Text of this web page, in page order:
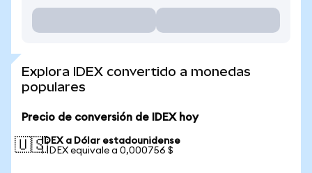
Explora IDEX convertido a monedas
populares
Precio de conversión de IDEX hoy
🇺🇸IDEX a Dólar estadounidense
1 IDEX equivale a 0,000756 $